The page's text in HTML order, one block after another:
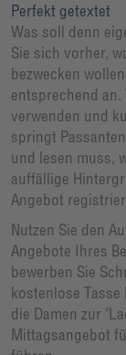
Perfekt getextet
Was soll denn
Sie sich vorher,
bezwecken
entsprechend
verwenden und
springt
und lesen muss,
auffällige
Angebot
Nutzen Sie den
Angebote Ihres
bewerben Sie
kostenlose Tasse
die Damen zur
Mittagsangebot